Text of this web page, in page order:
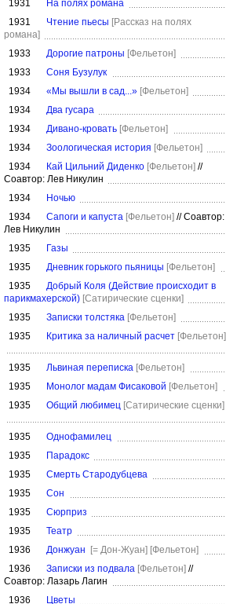
1931
На полях романа
1931
Чтение пьесы [Рассказ на полях
романа]
1933
Дорогие патроны [Фельетон]
1933
Соня Бузулук
1934
«Мы вышли в сад...» [Фельетон]
1934
Два гусара
1934
Дивано-кровать [Фельетон]
1934
Зоологическая история [Фельетон]
1934
Кай Цильний Диденко [Фельетон] //
Соавтор: Лев Никулин
1934
Ночью
1934
Сапоги и капуста [Фельетон] //Соавтор:
Лев Никулин
1935
Газы
1935
Дневник горького пьяницы [Фельетон]
1935
Добрый Коля (Действие происходит в
парикмахерской) [Сатирические сценки]
1935
Записки толстяка [Фельетон]
1935
Критика за наличный расчет [Фельетон]
1935
Львиная переписка [Фельетон]
1935
Монолог мадам Фисаковой [Фельетон]
1935
Общий любимец [Сатирические сценки]
1935
Однофамилец
1935
Парадокс
1935
Смерть Стародубцева
1935
Сон
1935
Сюрприз
1935
Театр
1936
Донжуан [= Дон-Жуан] [Фельетон]
1936
Записки из подвала [Фельетон] //
Соавтор: Лазарь Лагин
1936
Цветы